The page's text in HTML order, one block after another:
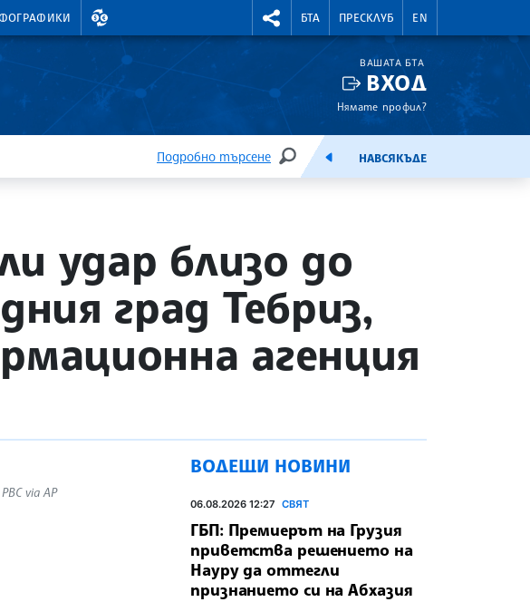
ВАЛУТНИ КУРСОВЕ RIGHTMENU.SOCIAL
БТА ПРЕСКЛУБ EN
ВАШАТА БТА
ВХОД
Нямате профил?
Подробно търсене
ТЪРСЕНЕЕМИСИЯНАВСЯКЪДЕ
удар близо до
град Тебриз,
агенция
via AP
ВОДЕЩИ НОВИНИ
06.08.2026 12:27 СВЯТ
ГБП: Премиерът на Грузия
приветства решението на
Науру да оттегли
признанието си на Абхазия